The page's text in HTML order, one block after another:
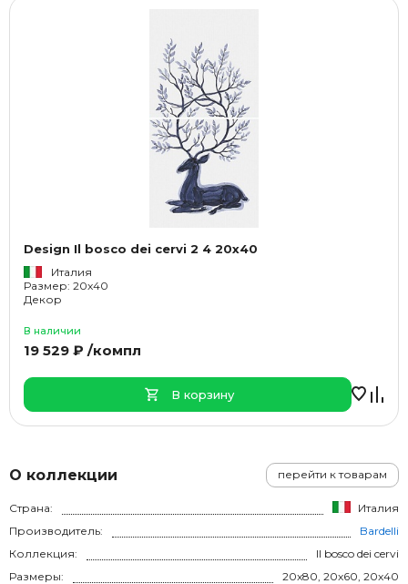
О коллекции перейти к товарам
Страна:
Италия
Производитель:
Bardelli
Коллекция:
Il bosco dei cervi
Размеры:
20x80, 20x60, 20x40
Design Il bosco dei cervi 2 4 20x40
Италия
Размер: 20x40
Декор
В наличии
19 529 ₽ /компл
В корзину